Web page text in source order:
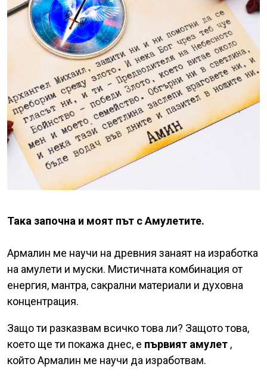
Така започна и моят път с Амулетите.
Армалин ме научи на древния занаят на изработка
на амулети и муски. Мистичната комбинация от
енергия, мантра, сакрални материали и духовна
концентрация.
Защо ти разказвам всичко това ли? Защото това,
което ще ти покажа днес, е първият амулет ,
който Армалин ме научи да изработвам.